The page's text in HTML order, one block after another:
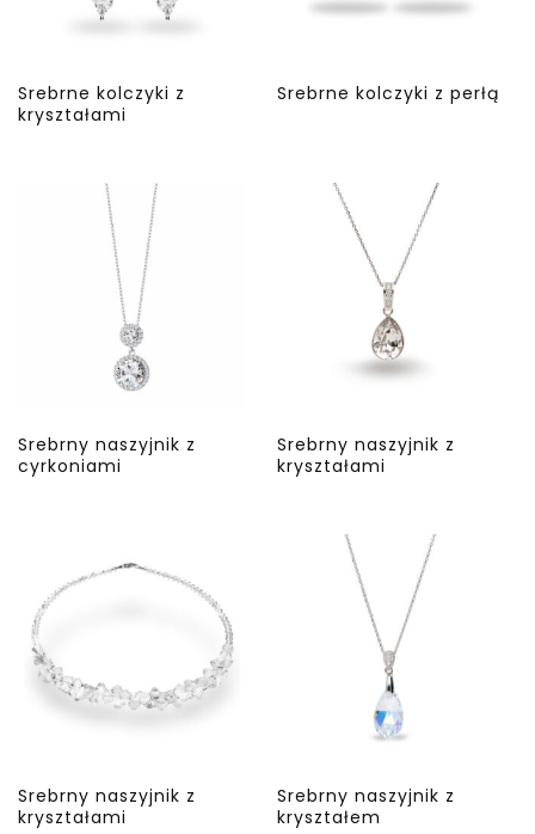
Srebrne kolczyki z
kryształami
Srebrne kolczyki z perłą
Srebrny naszyjnik z
cyrkoniami
Srebrny naszyjnik z
kryształami
Srebrny naszyjnik z
kryształami
Srebrny naszyjnik z
kryształem